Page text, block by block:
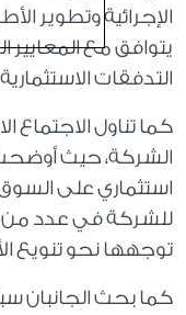
الإجرائية وتطوير
يتوافق مع المعايير
التدفقات
كما تناول الاجتماع
الشركة، حيث
استثماري على
للشركة في عدد من
توجهها نحو تنويع
كما بحث الجانبان